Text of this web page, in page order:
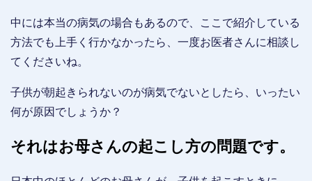
中には本当の病気の場合もあるので、ここで紹介している
方法でも上手く行かなかったら、一度お医者さんに相談し
てくださいね。
子供が朝起きられないのが病気でないとしたら、いったい
何が原因でしょうか？
それはお母さんの起こし方の問題です。